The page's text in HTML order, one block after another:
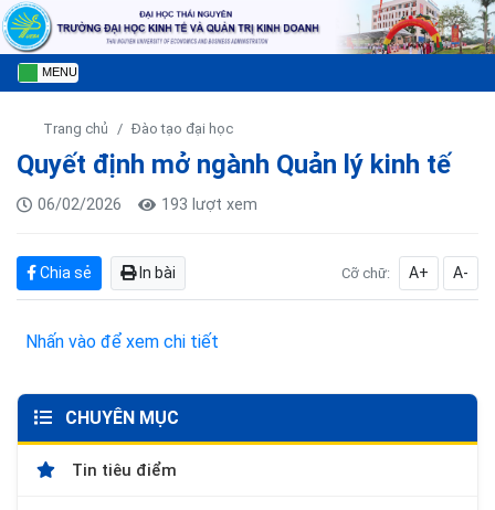
MENU
Trang chủ Đào tạo đại học
Quyết định mở ngành Quản lý kinh tế
06/02/2026 193 lượt xem
Chia sẻ In bài Cỡ chữ: A+ A-
Nhấn vào để xem chi tiết
CHUYÊN MỤC
Tin tiêu điểm